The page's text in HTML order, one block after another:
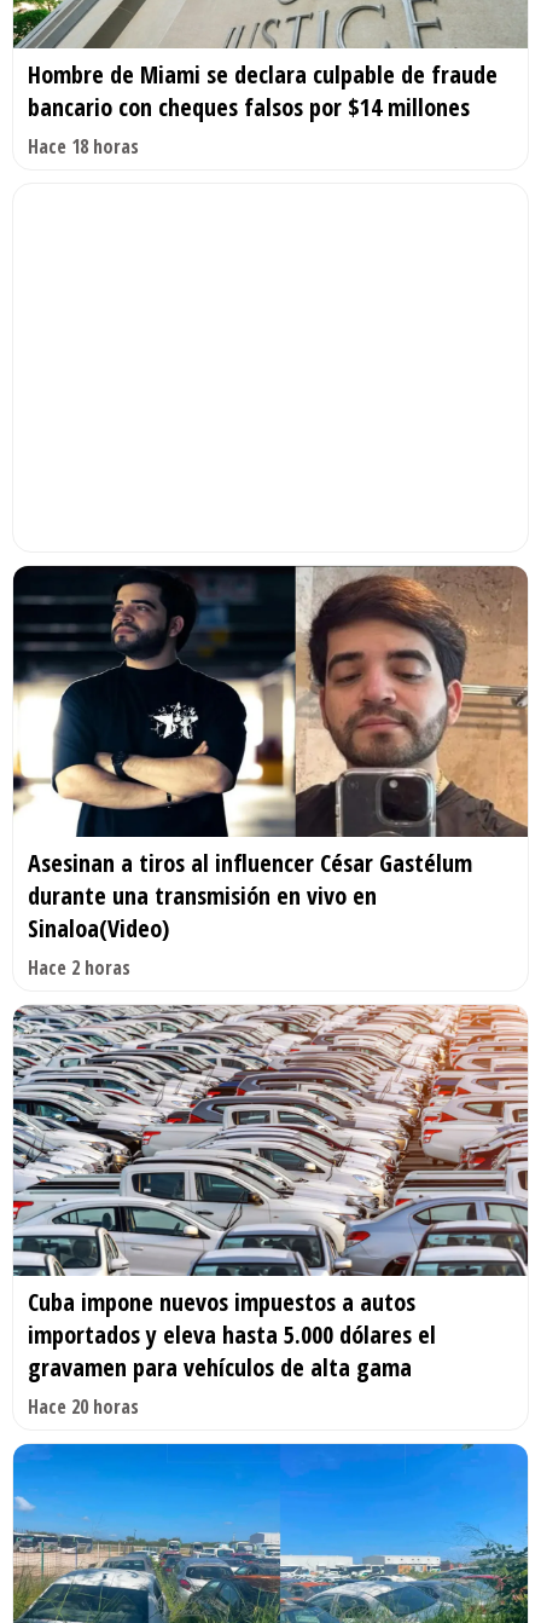
Hombre de Miami se declara culpable de fraude
bancario con cheques falsos por $14 millones
Hace 18 horas
Asesinan a tiros al influencer César Gastélum
durante una transmisión en vivo en
Sinaloa(Video)
Hace 2 horas
Cuba impone nuevos impuestos a autos
importados y eleva hasta 5.000 dólares el
gravamen para vehículos de alta gama
Hace 20 horas